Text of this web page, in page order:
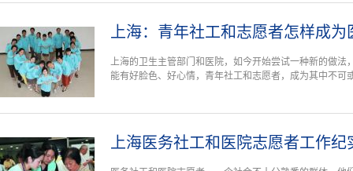
上海：青年社工和志愿者怎样成
上海的卫生主管部门和医院，如今开始尝试一种新的做法
能有好脸色、好心情，青年社工和志愿者，成为其中不可
上海医务社工和医院志愿者工作纪